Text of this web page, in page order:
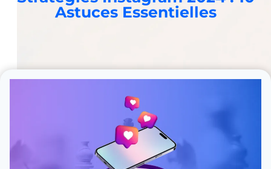
Astuces Essentielles